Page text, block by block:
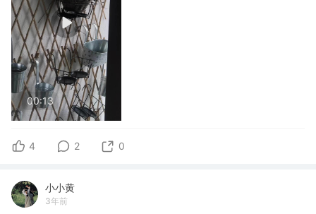
00:13
4 2 0
小小黄
3年前